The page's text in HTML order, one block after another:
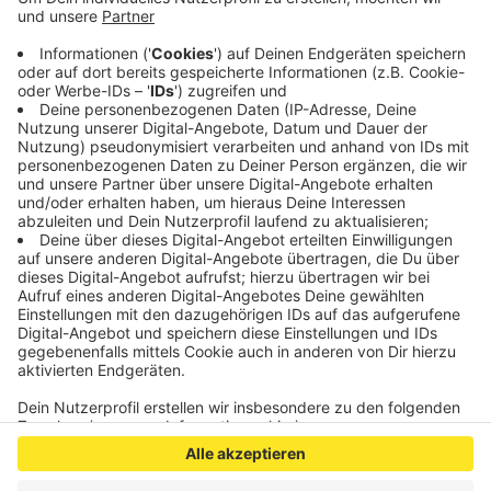
letztes Jahr auch schon mal im erweiterten Kader
Volleyball-Bundesliga-Saison der Ladies startet im
Oktober, Agbortabi ist die fünfte Neue bei den
Aachenerinnen.
Veröffentlicht:Montag, 03.06.2019 12:46
Anzeige
Anzeige